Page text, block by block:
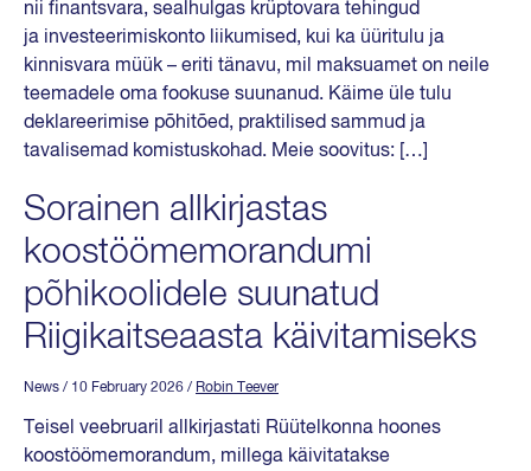
nii finantsvara, sealhulgas krüptovara tehingud
ja investeerimiskonto liikumised, kui ka üüritulu ja
kinnisvara müük – eriti tänavu, mil maksuamet on neile
teemadele oma fookuse suunanud. Käime üle tulu
deklareerimise põhitõed, praktilised sammud ja
tavalisemad komistuskohad. Meie soovitus: […]
Sorainen allkirjastas
koostöömemorandumi
põhikoolidele suunatud
Riigikaitseaasta käivitamiseks
News / 10 February 2026 / Robin Teever
Teisel veebruaril allkirjastati Rüütelkonna hoones
koostöömemorandum, millega käivitatakse